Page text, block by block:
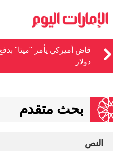
قاض أميركي يأمر "ميتا" بدفع تعويض بقيمة 567 مليون الذهب
بحث متقدم
النص